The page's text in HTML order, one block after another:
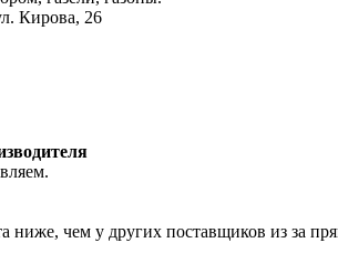
Кирова, 26
чем у других поставщиков из за